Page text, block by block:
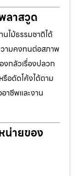
ลาสวูด
ไม้ธรรมชาติได้
วามคงทนต่อสภาพ
งกลัวเรื่องปลวก
อดัดโค้งได้ตาม
าชีพและงาน
น่ายของ